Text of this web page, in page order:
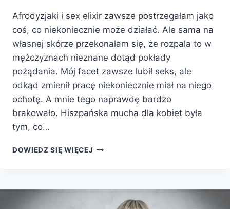
Afrodyzjaki i sex elixir zawsze postrzegałam jako
coś, co niekoniecznie może działać. Ale sama na
własnej skórze przekonałam się, że rozpala to w
mężczyznach nieznane dotąd pokłady
pożądania. Mój facet zawsze lubił seks, ale
odkąd zmienił pracę niekoniecznie miał na niego
ochotę. A mnie tego naprawdę bardzo
brakowało. Hiszpańska mucha dla kobiet była
tym, co…
DOWIEDZ SIĘ WIĘCEJ